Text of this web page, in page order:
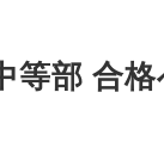
等部 合